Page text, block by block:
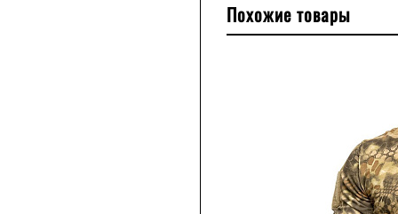
Похожие товары